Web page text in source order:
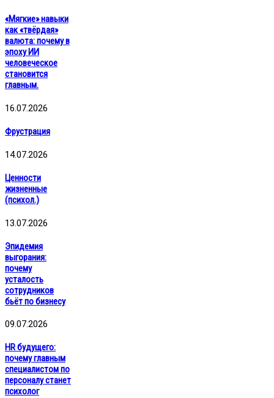
«Мягкие» навыки
как «твёрдая»
валюта: почему в
эпоху ИИ
человеческое
становится
главным.
16.07.2026
Фрустрация
14.07.2026
Ценности
жизненные
(психол.)
13.07.2026
Эпидемия
выгорания:
почему
усталость
сотрудников
бьёт по бизнесу
09.07.2026
HR будущего:
почему главным
специалистом по
персоналу станет
психолог